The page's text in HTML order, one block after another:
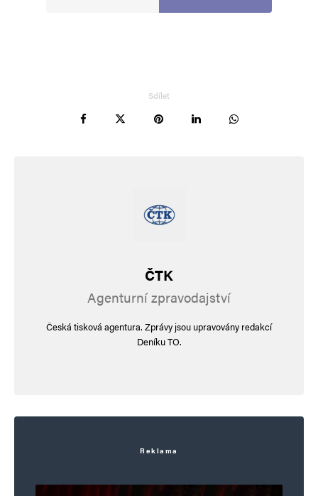
Sdílet
ČTK
Agenturní zpravodajství
Česká tisková agentura. Zprávy jsou upravovány redakcí
Deníku TO.
Reklama